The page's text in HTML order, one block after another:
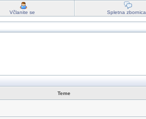
Včlanite se Spletna zbornica
Teme